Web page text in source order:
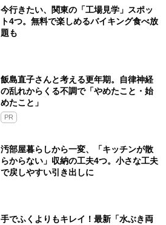
今行きたい、関東の「工場見学」スポッ
ト4つ。無料で楽しめるバイキング食べ放
題も
飯島直子さんと考える更年期。自律神経
の乱れからくる不調で「やめたこと・始
めたこと」
PR
汚部屋暮らしから一変、「キッチンが散
らからない」収納の工夫4つ。小さな工夫
で戻しやすい引き出しに
手でふくよりもキレイ！最新「水ぶき両